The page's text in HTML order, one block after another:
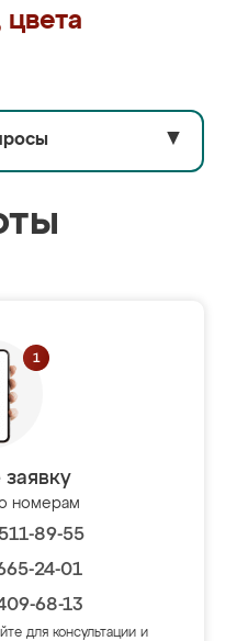
▼
заявку
номерам
89-55
24-01
68-13
для консультации и